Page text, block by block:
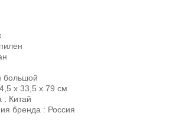
большой
х 33,5 х 79 см
: Китай
бренда : Россия